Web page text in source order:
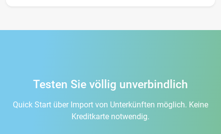
Testen Sie völlig unverbindlich
Quick Start über Import von Unterkünften möglich. Keine
Kreditkarte notwendig.